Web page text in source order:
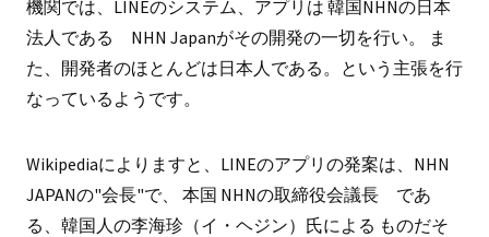
機関では、LINEのシステム、アプリは 韓国NHNの日本
法人である NHN Japanがその開発の一切を行い。 ま
た、開発者のほとんどは日本人である。という主張を行
なっているようです。
Wikipediaによりますと、LINEのアプリの発案は、NHN
JAPANの"会長"で、 本国 NHNの取締役会議長 であ
る、韓国人の李海珍（イ・ヘジン）氏による ものだそ